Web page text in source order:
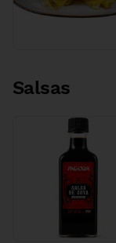
Salsas